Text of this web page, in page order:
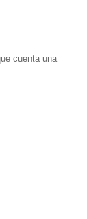
cuenta una